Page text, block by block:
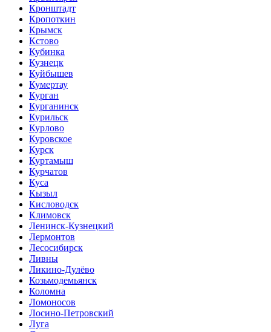
Кронштадт
Кропоткин
Крымск
Кстово
Кубинка
Кузнецк
Куйбышев
Кумертау
Курган
Курганинск
Курильск
Курлово
Куровское
Курск
Куртамыш
Курчатов
Куса
Кызыл
Кисловодск
Климовск
Ленинск-Кузнецкий
Лермонтов
Лесосибирск
Ливны
Ликино-Дулёво
Козьмодемьянск
Коломна
Ломоносов
Лосино-Петровский
Луга